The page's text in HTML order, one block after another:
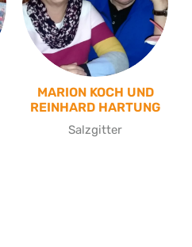
MARION KOCH UND
REINHARD HARTUNG
Salzgitter